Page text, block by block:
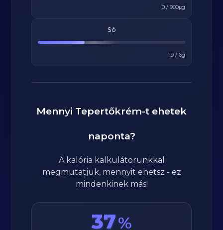
0/ 900μg
Só
1.9/ 6g
Mennyi Tepertőkrém-t ehetek
naponta?
A kalória kalkulátorunkkal
megmutatjuk, mennyit ehetsz - ez
mindenkinek más!
37%